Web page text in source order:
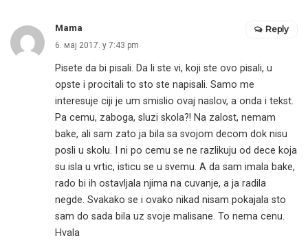
Mama
6. мај 2017. у 7:43 pm
Pisete da bi pisali. Da li ste vi, koji ste ovo pisali, u
opste i procitali to sto ste napisali. Samo me
interesuje ciji je um smislio ovaj naslov, a onda i tekst.
Pa cemu, zaboga, sluzi skola?! Na zalost, nemam
bake, ali sam zato ja bila sa svojom decom dok nisu
posli u skolu. I ni po cemu se ne razlikuju od dece koja
su isla u vrtic, isticu se u svemu. A da sam imala bake,
rado bi ih ostavljala njima na cuvanje, a ja radila
negde. Svakako se i ovako nikad nisam pokajala sto
sam do sada bila uz svoje malisane. To nema cenu.
Hvala
Reply